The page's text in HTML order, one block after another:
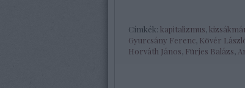
Címkék: kapitalizmus
Gyurcsány Ferenc Kövér
Horváth János Fürjes Balázs